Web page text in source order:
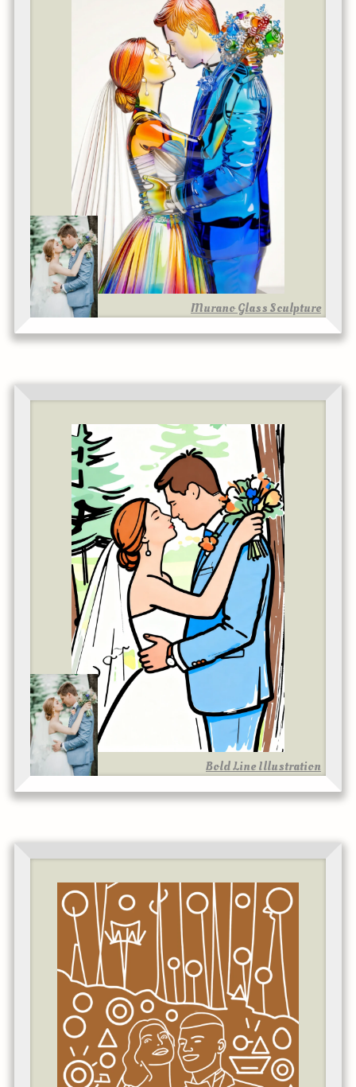
Murano Glass Sculpture
Bold Line Illustration